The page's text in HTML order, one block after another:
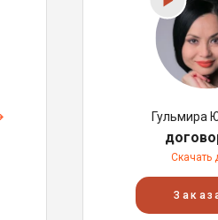
Гульмира
Скачать